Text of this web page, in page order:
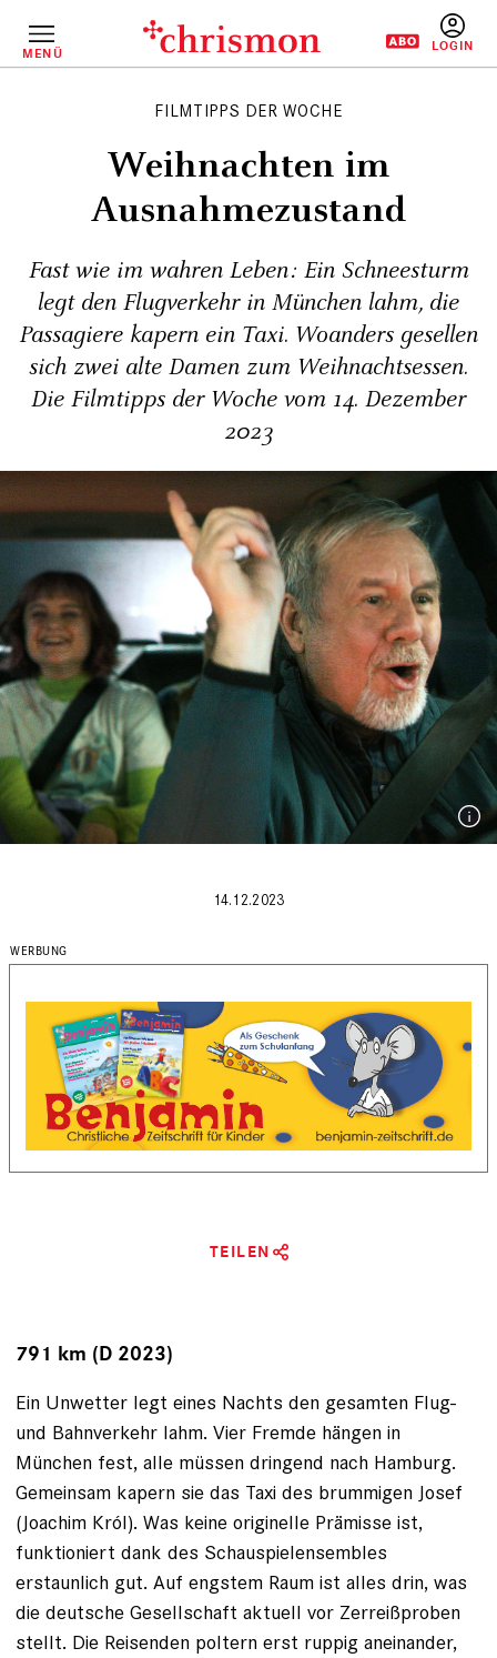
InhaltMENÜ
FILMTIPPS DER WOCHE
Weihnachten im
Ausnahmezustand
Fast wie im wahren Leben: Ein Schneesturm
legt den Flugverkehr in München lahm, die
Passagiere kapern ein Taxi. Woanders gesellen
sich zwei alte Damen zum Weihnachtsessen.
Die Filmtipps der Woche vom 14. Dezember
2023
14.12.2023
TEILEN
791 km (D 2023)
Ein Unwetter legt eines Nachts den gesamten Flug-
und Bahnverkehr lahm. Vier Fremde hängen in
München fest, alle müssen dringend nach Hamburg.
Gemeinsam kapern sie das Taxi des brummigen Josef
(Joachim Król). Was keine originelle Prämisse ist,
funktioniert dank des Schauspielensembles
erstaunlich gut. Auf engstem Raum ist alles drin, was
die deutsche Gesellschaft aktuell vor Zerreißproben
stellt. Die Reisenden poltern erst ruppig aneinander,